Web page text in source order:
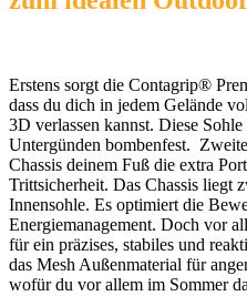
Erstens sorgt die Contagrip®
dass du dich in jedem Gelände
3D verlassen kannst. Diese
Untergünden bombenfest.
Chassis deinem Fuß die extra
Trittsicherheit. Das Chassis liegt
Innensohle. Es optimiert die
Energiemanagement. Doch vor
für ein präzises, stabiles und
das Mesh Außenmaterial für
wofür du vor allem im Sommer